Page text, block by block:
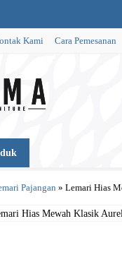
Kami Cara Pemesanan
Pajangan » Lemari Hias